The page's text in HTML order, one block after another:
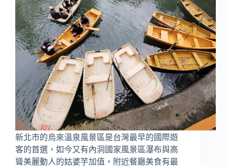
新北市的烏來溫泉風景區是台灣最早的國際遊
客的首選，如今又有內洞國家風景區瀑布與高
聳美麗動人的姑婆芋加值，附近餐廳美食有最